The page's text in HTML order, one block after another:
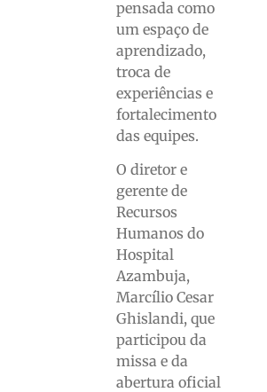
pensada como
um espaço de
aprendizado,
troca de
experiências e
fortalecimento
das equipes.
O diretor e
gerente de
Recursos
Humanos do
Hospital
Azambuja,
Marcílio Cesar
Ghislandi, que
participou da
missa e da
abertura oficial